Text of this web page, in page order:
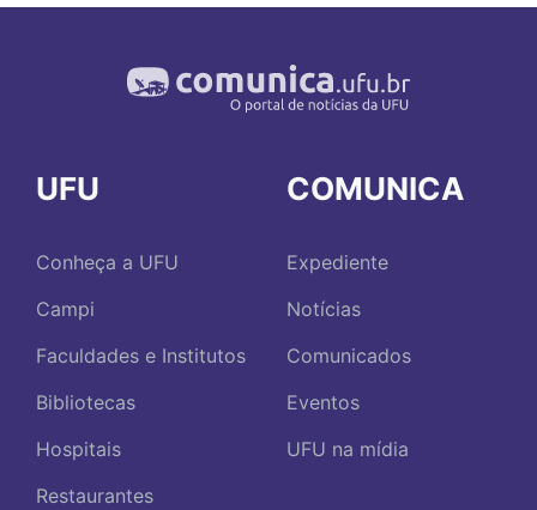
UFU
Conheça a UFU
Campi
Faculdades e Institutos
Bibliotecas
Hospitais
Restaurantes
COMUNICA
Expediente
Notícias
Comunicados
Eventos
UFU na mídia